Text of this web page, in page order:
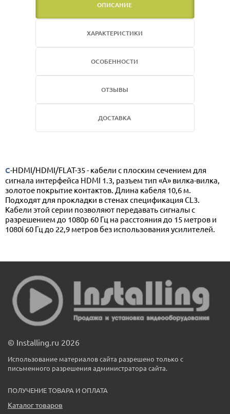
ОПИСАНИЕ
ХАРАКТЕРИСТИКИ
ОСОБЕННОСТИ
ОТЗЫВЫ
ДОСТАВКА
C-HDMI/HDMI/FLAT-35 - кабели с плоским сечением для
сигнала интерфейса HDMI 1.3, разъем тип «А» вилка-вилка,
золотое покрытие контактов. Длина кабеля 10,6 м.
Подходят для прокладки в стенах спецификация CL3.
Кабели этой серии позволяют передавать сигналы с
разрешением до 1080p 60 Гц на расстояния до 15 метров и
1080i 60 Гц до 22,9 метров без использования усилителей.
© Installing.ru 2026
Использование материалов сайта разрешено только с
письменного разрешения администратора сайта.
ПОЛУЧЕНИЕ ТОВАРА И ОПЛАТА
Каталог товаров